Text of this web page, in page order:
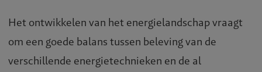
Het ontwikkelen van het energielandschap vraagt
om een goede balans tussen beleving van de
verschillende energietechnieken en de al